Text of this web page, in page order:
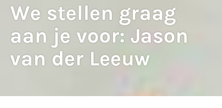
We stellen graag
aan je voor: Jason
van der Leeuw